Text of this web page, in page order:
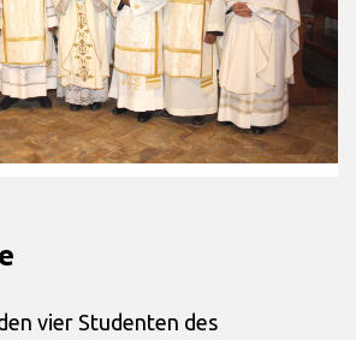
vier Studenten des